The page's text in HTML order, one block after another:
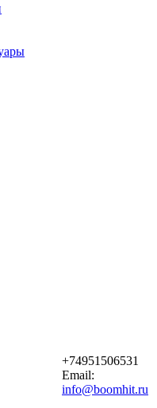
+74951506531
Email:
info@boomhit.ru